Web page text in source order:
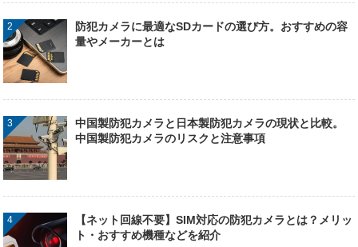
防犯カメラに最適なSDカードの選び方。おすすめの容
量やメーカーとは
中国製防犯カメラと日本製防犯カメラの現状と比較。
中国製防犯カメラのリスクと注意事項
【ネット回線不要】SIM対応の防犯カメラとは？メリッ
ト・おすすめ機種などを紹介